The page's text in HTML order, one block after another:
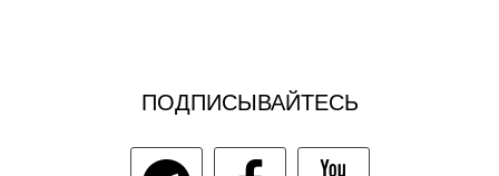
ПОДПИСЫВАЙТЕСЬ